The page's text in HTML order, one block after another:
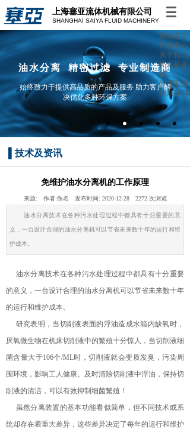
网站首页
产品中心
关于我们
技术及资
讯
行业案例
联系我们
上海塞亚流体机械有限公司
SHANGHAI SAIYA FLUID MACHINERY
油水分离 精密过滤 专业制造商
始终致力于提供高品质的产品及服务 助力客户解
决优化多种环保方案
技术及资讯
免维护油水分离机的工作原理
来源: 作者:佚名 发布时间: 2020-12-28 2272 次浏览
油水分离技术在各种污水处理过程中都具有十分重要的意
义，一台设计合理的油水分离机可以节省未来数十年的运行和维
护成本。
油水分离技术在各种污水处理过程中都具有十分重要
的意义，一台设计合理的油水分离机可以节省未来数十年
的运行和维护成本。
研究表明，当切削液表面的浮油造成水箱内缺氧时，
厌氧微生物在机床切削液中的繁殖十分惊人，当切削液细
菌含量大于106个/ML时，切削液就会变质发臭，污染周
围环境，影响工人健康。及时清除切削液中浮油，保持切
削液的清洁，可以有效抑制细菌繁殖！
虽然分离装置的基本功能看似简单，但不同技术或系
统却存在着重大差异，这些差异决定了每年的运行和维护